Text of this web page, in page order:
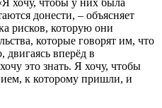
хочу, чтобы у них была
донести, – объясняет
рисков, которую они
которые говорят им, что
двигаясь вперёд в
это знать. Я хочу, чтобы
к которому пришли, и